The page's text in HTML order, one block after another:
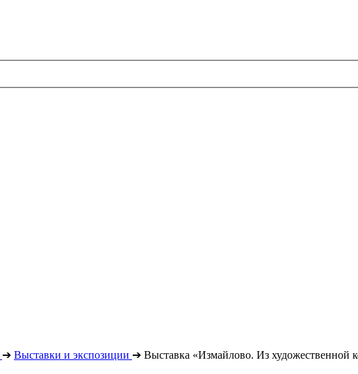
➔ Выставки и экспозиции ➔ Выставка «Измайлово. Из художественной